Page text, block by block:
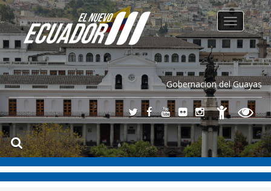
Gobernacion del Guayas
Toggle
navigation